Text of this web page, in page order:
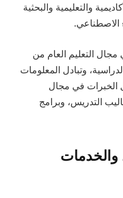
والتعليمية والبحثية
الاصطناعي.
التعليم العام من
وتبادل المعلومات
الخبرات في مجال
التدريس، وبرامج
والخدمات